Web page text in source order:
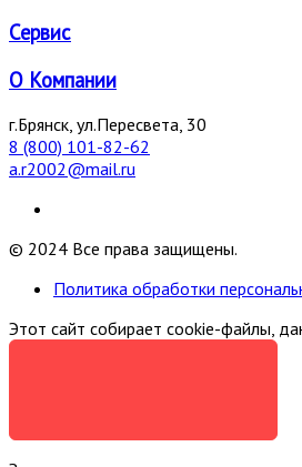
Сервис
О Компании
г.Брянск, ул.Пересвета, 30
8 (800) 101-82-62
a.r2002@mail.ru
© 2024 Все права защищены.
Политика обработки
Этот сайт собирает cookie-файлы,